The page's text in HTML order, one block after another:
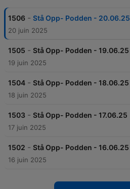
1506 - Stå Opp- Podden - 20.06.25
20 juin 2025
1505 - Stå Opp- Podden - 19.06.25
19 juin 2025
1504 - Stå Opp- Podden - 18.06.25
18 juin 2025
1503 - Stå Opp- Podden - 17.06.25
17 juin 2025
1502 - Stå Opp- Podden - 16.06.25
16 juin 2025